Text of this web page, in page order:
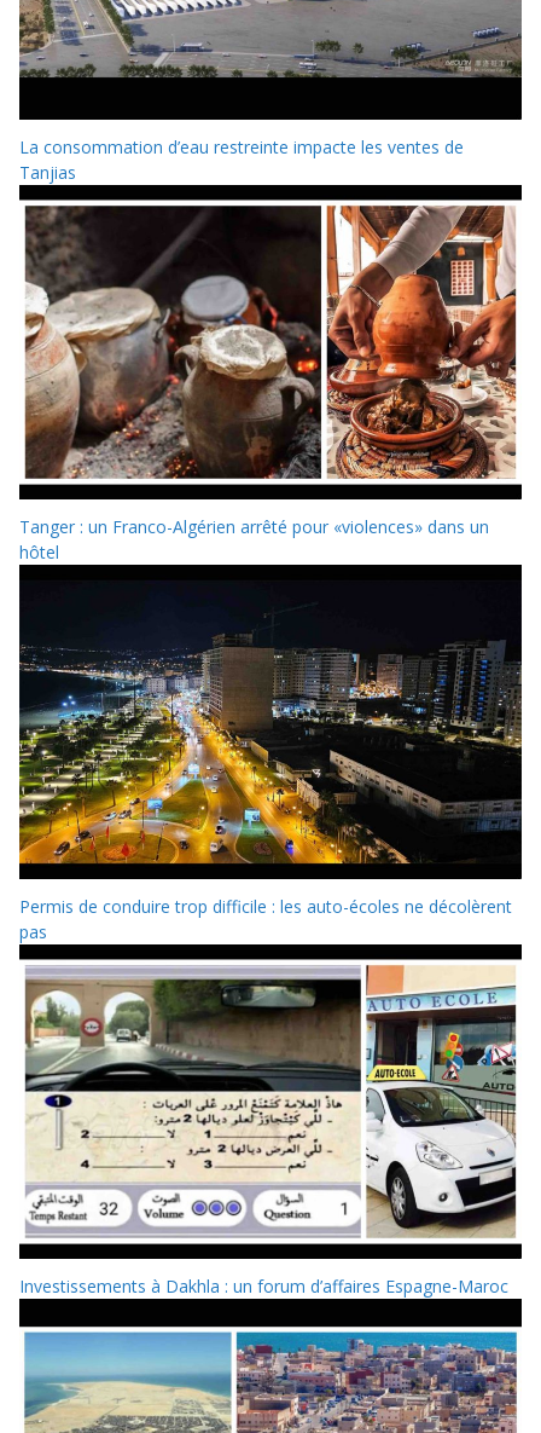
La consommation d’eau restreinte impacte les ventes de
Tanjias
Tanger : un Franco-Algérien arrêté pour «violences» dans un
hôtel
Permis de conduire trop difficile : les auto-écoles ne décolèrent
pas
Investissements à Dakhla : un forum d’affaires Espagne-Maroc